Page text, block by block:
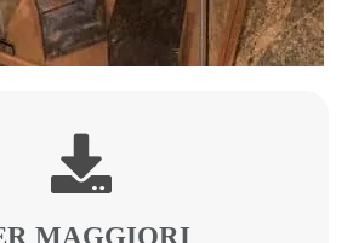
MAGGIORI